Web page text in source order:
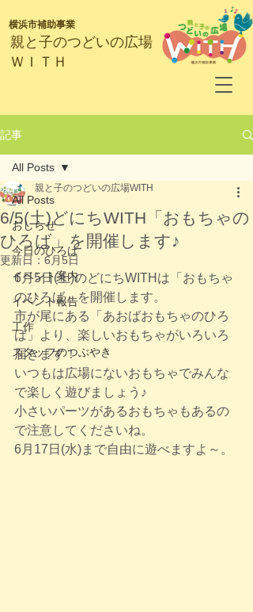
​親と子のつどいの広場
ＷＩＴＨ
横浜市補助事業
記事
All Posts
おしらせ
今日のひろば
イベント案内
イベント報告
工作
スタッフのつぶやき
All Posts
6/5(土)どにちWITH「おもちゃの
ひろば」を開催します♪
親と子のつどいの広場WITH
更新日： 6月5日
6月5日(土)のどにちWITHは「おもちゃ
のひろば」を開催します。
市が尾にある「あおばおもちゃのひろ
ば」より、楽しいおもちゃがいろいろ
届きます！
いつもは広場にないおもちゃでみんな
で楽しく遊びましょう♪
小さいパーツがあるおもちゃもあるの
で注意してくださいね。
6月17日(水)まで自由に遊べますよ～。